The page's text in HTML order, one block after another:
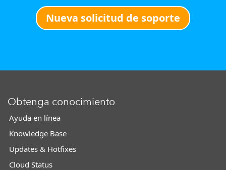
Nueva solicitud de soporte
Obtenga conocimiento
Ayuda en línea
Knowledge Base
Updates & Hotfixes
Cloud Status